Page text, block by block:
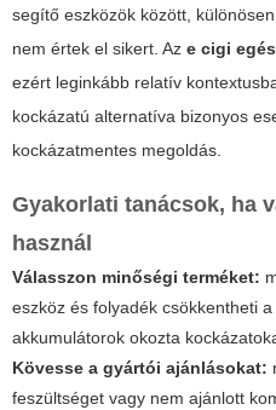
segítő eszközök között,
nem értek el sikert. Az e cigi
ezért leginkább relatív
kockázatú alternatíva bizonyos
kockázatmentes megoldás.
Gyakorlati tanácsok, ha
használ
Válasszon minőségi terméket:
eszköz és folyadék csökkentheti
akkumulátorok okozta
Kövesse a gyártói ajánlásokat:
feszültséget vagy nem ajánlott